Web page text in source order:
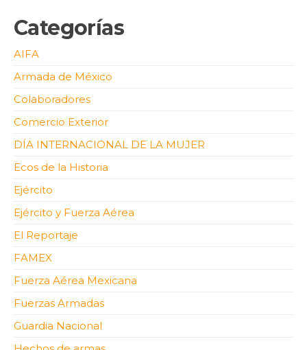
Categorías
AIFA
Armada de México
Colaboradores
Comercio Exterior
DÍA INTERNACIONAL DE LA MUJER
Ecos de la Historia
Ejército
Ejército y Fuerza Aérea
El Reportaje
FAMEX
Fuerza Aérea Mexicana
Fuerzas Armadas
Guardia Nacional